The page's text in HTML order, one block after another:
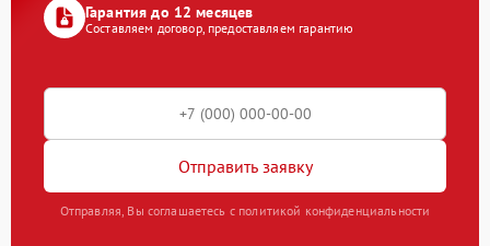
Гарантия до 12 месяцев
Составляем договор, предоставляем гарантию
Отправить заявку
Отправляя, Вы соглашаетесь с политикой конфиденциальности